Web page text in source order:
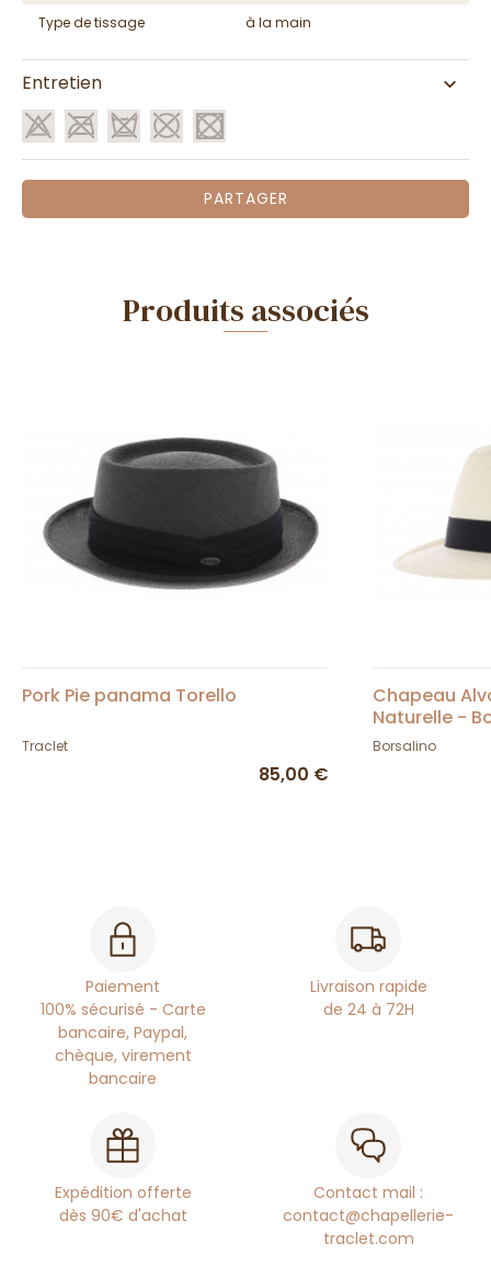
Type de tissage
à la main
Entretien
PARTAGER
Produits associés
Pork Pie panama Torello
Traclet
85,00 €
Chapeau
Naturelle -
Borsalino
Paiement
100% sécurisé - Carte
bancaire, Paypal,
chèque, virement
bancaire
Livraison rapide
de 24 à 72H
Expédition offerte
dès 90€ d'achat
Contact mail :
contact@chapellerie-
traclet.com